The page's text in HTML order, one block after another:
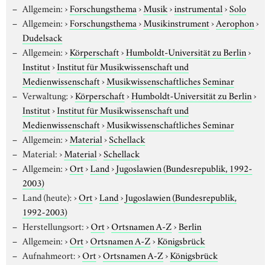
Allgemein:›Forschungsthema›Musik›instrumental›Solo
Allgemein:›Forschungsthema›Musikinstrument›Aerophon›
Dudelsack
Allgemein:›Körperschaft›Humboldt-Universität zu Berlin›
Institut›Institut für Musikwissenschaft und
Medienwissenschaft›Musikwissenschaftliches Seminar
Verwaltung:›Körperschaft›Humboldt-Universität zu Berlin›
Institut›Institut für Musikwissenschaft und
Medienwissenschaft›Musikwissenschaftliches Seminar
Allgemein:›Material›Schellack
Material:›Material›Schellack
Allgemein:›Ort›Land›Jugoslawien (Bundesrepublik, 1992-
2003)
Land (heute):›Ort›Land›Jugoslawien (Bundesrepublik,
1992-2003)
Herstellungsort:›Ort›Ortsnamen A-Z›Berlin
Allgemein:›Ort›Ortsnamen A-Z›Königsbrück
Aufnahmeort:›Ort›Ortsnamen A-Z›Königsbrück